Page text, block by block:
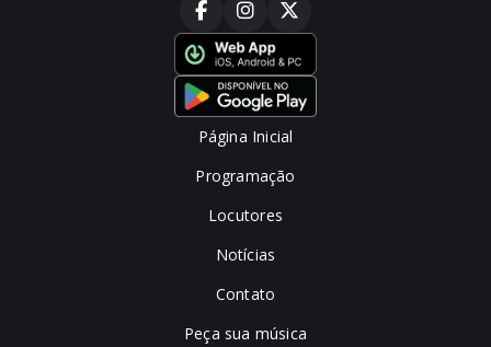
Página Inicial
Programação
Locutores
Notícias
Contato
Peça sua música